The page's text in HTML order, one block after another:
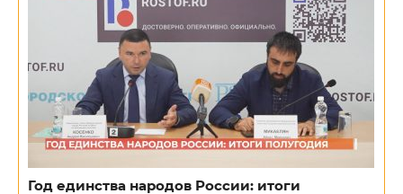
Год единства народов России: итоги